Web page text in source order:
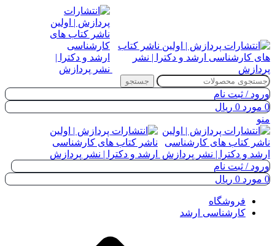
جستجو
ورود / ثبت نام
0 مورد 0 ریال
منو
ورود / ثبت نام
0 مورد 0 ریال
فروشگاه
کارشناسی ارشد